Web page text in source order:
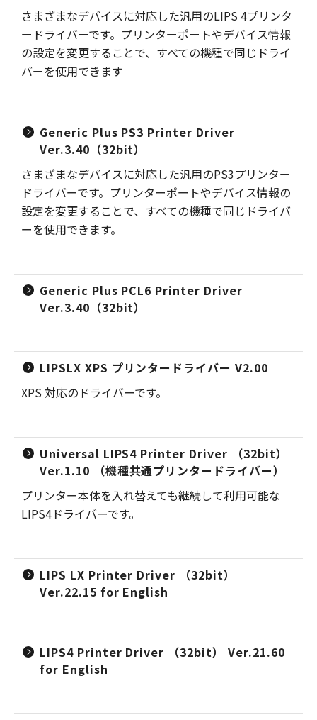
さまざまなデバイスに対応した汎用のLIPS 4プリンタ
ードライバーです。プリンターポートやデバイス情報
の設定を変更することで、すべての機種で同じドライ
バーを使用できます
Generic Plus PS3 Printer Driver
Ver.3.40（32bit）
さまざまなデバイスに対応した汎用のPS3プリンター
ドライバーです。プリンターポートやデバイス情報の
設定を変更することで、すべての機種で同じドライバ
ーを使用できます。
Generic Plus PCL6 Printer Driver
Ver.3.40（32bit）
LIPSLX XPS プリンタードライバー V2.00
XPS 対応のドライバーです。
Universal LIPS4 Printer Driver （32bit）
Ver.1.10 （機種共通プリンタードライバー）
プリンター本体を入れ替えても継続して利用可能な
LIPS4ドライバーです。
LIPS LX Printer Driver （32bit）
Ver.22.15 for English
LIPS4 Printer Driver （32bit） Ver.21.60
for English